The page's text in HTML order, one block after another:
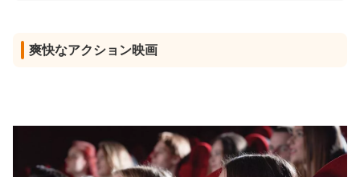
爽快なアクション映画